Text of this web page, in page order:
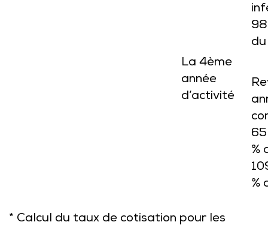
La 4ème
année
d’activité
%
%
* Calcul du taux de cotisation pour les